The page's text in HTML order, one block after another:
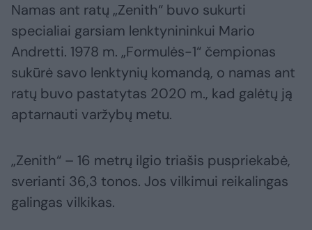
Namas ant ratų „Zenith“ buvo sukurti
specialiai garsiam lenktynininkui Mario
Andretti. 1978 m. „Formulės-1“ čempionas
sukūrė savo lenktynių komandą, o namas ant
ratų buvo pastatytas 2020 m., kad galėtų ją
aptarnauti varžybų metu.
„Zenith“ – 16 metrų ilgio triašis puspriekabė,
sverianti 36,3 tonos. Jos vilkimui reikalingas
galingas vilkikas.